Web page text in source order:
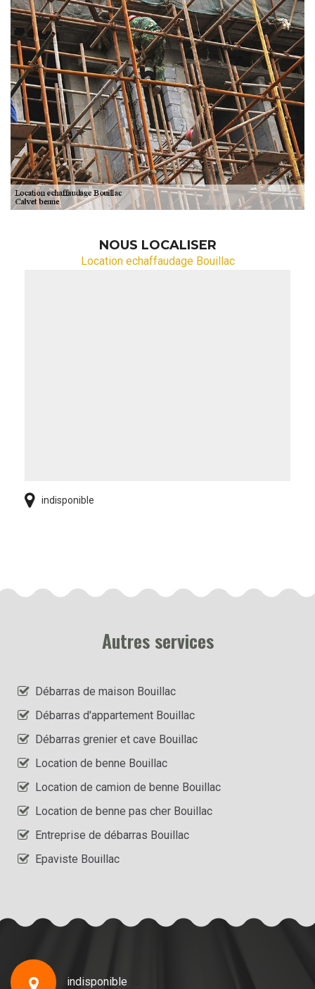
NOUS LOCALISER
Location echaffaudage Bouillac
indisponible
Autres services
Débarras de maison Bouillac
Débarras d'appartement Bouillac
Débarras grenier et cave Bouillac
Location de benne Bouillac
Location de camion de benne Bouillac
Location de benne pas cher Bouillac
Entreprise de débarras Bouillac
Epaviste Bouillac
indisponible